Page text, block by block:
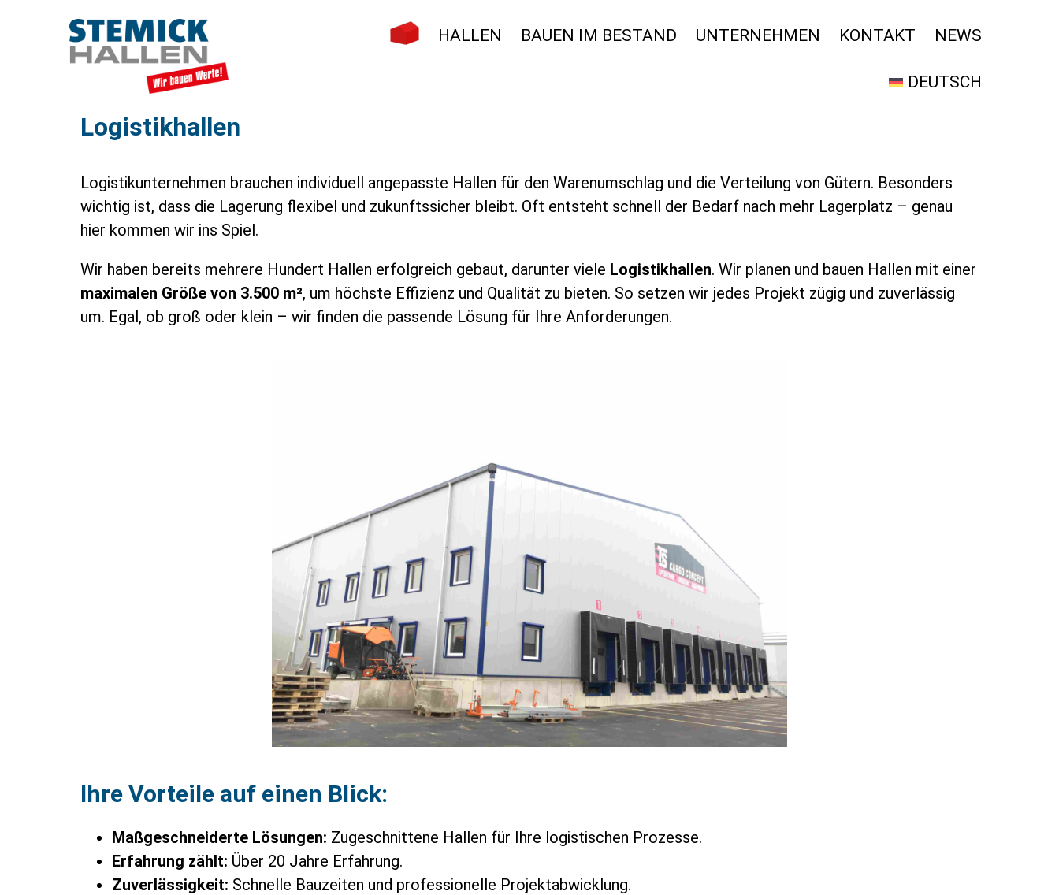
HALLEN BAUEN IM BESTAND UNTERNEHMEN KONTAKT NEWS
DEUTSCH
Logistikhallen
Logistikunternehmen brauchen individuell angepasste Hallen für den Warenumschlag und die Verteilung von Gütern. Besonders
wichtig ist, dass die Lagerung flexibel und zukunftssicher bleibt. Oft entsteht schnell der Bedarf nach mehr Lagerplatz – genau
hier kommen wir ins Spiel.
Wir haben bereits mehrere Hundert Hallen erfolgreich gebaut, darunter viele Logistikhallen. Wir planen und bauen Hallen mit einer
maximalen Größe von 3.500 m², um höchste Effizienz und Qualität zu bieten. So setzen wir jedes Projekt zügig und zuverlässig
um. Egal, ob groß oder klein – wir finden die passende Lösung für Ihre Anforderungen.
Ihre Vorteile auf einen Blick:
Maßgeschneiderte Lösungen: Zugeschnittene Hallen für Ihre logistischen Prozesse.
Erfahrung zählt: Über 20 Jahre Erfahrung.
Zuverlässigkeit: Schnelle Bauzeiten und professionelle Projektabwicklung.